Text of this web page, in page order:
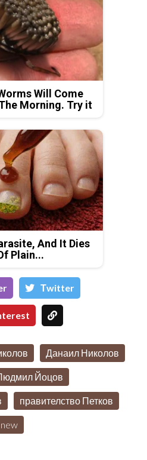
Will Come
Morning. Try it
And It Dies
Plain...
Тwitter
Данаил Николов
Йоцов
правителство Петков
new